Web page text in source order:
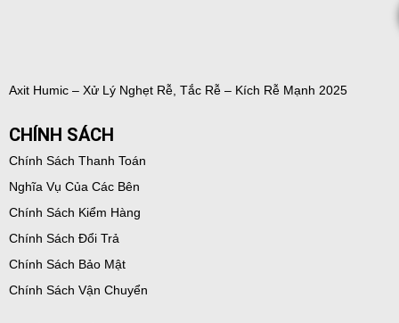
Axit Humic – Xử Lý Nghẹt Rễ, Tắc Rễ – Kích Rễ Mạnh 2025
CHÍNH SÁCH
Chính Sách Thanh Toán
Nghĩa Vụ Của Các Bên
Chính Sách Kiểm Hàng
Chính Sách Đổi Trả
Chính Sách Bảo Mật
Chính Sách Vận Chuyển